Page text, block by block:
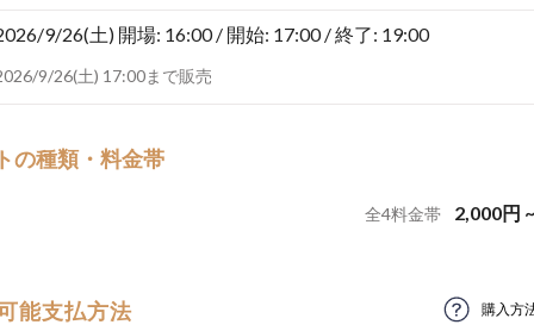
9/26(土) 開場: 16:00 / 開始: 17:00 / 終了: 19:00
9/26(土) 17:00まで販売
の種類・料金帯
全4料金帯 2,000円 ~
能支払方法 購入方